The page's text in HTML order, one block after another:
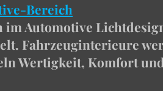
Bereich
Automotive
Fahrzeuginterieure
Wertigkeit, Komfort